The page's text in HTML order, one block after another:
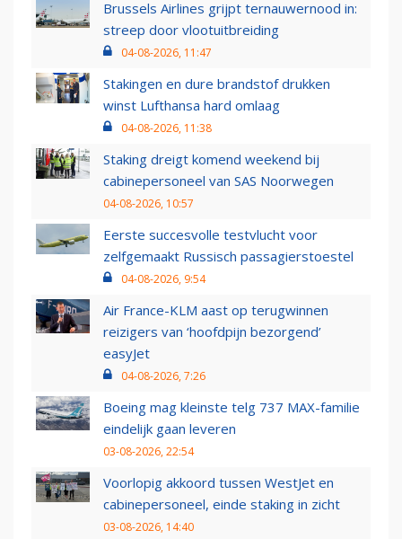
Brussels Airlines grijpt ternauwernood in:
streep door vlootuitbreiding
04-08-2026, 11:47
Stakingen en dure brandstof drukken
winst Lufthansa hard omlaag
04-08-2026, 11:38
Staking dreigt komend weekend bij
cabinepersoneel van SAS Noorwegen
04-08-2026, 10:57
Eerste succesvolle testvlucht voor
zelfgemaakt Russisch passagierstoestel
04-08-2026, 9:54
Air France-KLM aast op terugwinnen
reizigers van ‘hoofdpijn bezorgend’
easyJet
04-08-2026, 7:26
Boeing mag kleinste telg 737 MAX-familie
eindelijk gaan leveren
03-08-2026, 22:54
Voorlopig akkoord tussen WestJet en
cabinepersoneel, einde staking in zicht
03-08-2026, 14:40